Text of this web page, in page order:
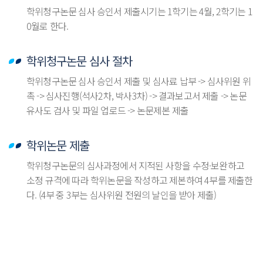
학위청구논문 심사 승인서 제출시기는 1학기는 4월, 2학기는 1
0월로 한다.
학위청구논문 심사 절차
학위청구논문 심사 승인서 제출 및 심사료 납부 -> 심사위원 위
촉 -> 심사진행(석사2차, 박사3차) -> 결과보고서 제출 -> 논문
유사도 검사 및 파일 업로드 -> 논문제본 제출
학위논문 제출
학위청구논문의 심사과정에서 지적된 사항을 수정·보완하고
소정 규격에 따라 학위논문을 작성하고 제본하여 4부를 제출한
다. (4부 중 3부는 심사위원 전원의 날인을 받아 제출)